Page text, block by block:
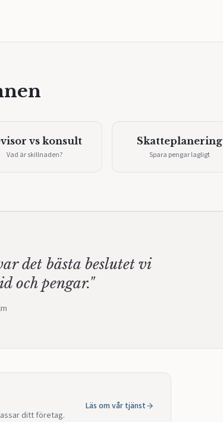
vs konsult
Vad är skillnaden?
Skatteplanering
Spara pengar lagligt
det bästa beslutet vi
och pengar."
ditt företag.
Läs om vår tjänst